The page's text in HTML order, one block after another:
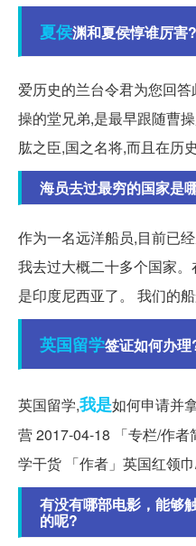
夏侯渊和夏侯惇谁厉害?
爱历史的兰台令君为您回
操的堂兄弟,是最早跟随曹
肱之臣,国之名将,而且在历
海员去过最穷的国家是
作为一名远洋船员,目前已
我去过大概二十多个国家
是印度尼西亚了。 我们的
英国留学签证如何办理
英国留学,我是如何申请并
营 2017-04-18 「专栏/作
学干货 「作者」英国红领
有没有哪部电影，能够
的呢?